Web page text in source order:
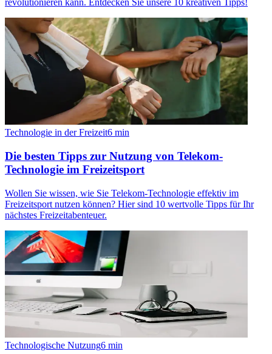
revolutionieren kann. Entdecken Sie unsere 10 kreativen Tipps!
Technologie in der Freizeit6 min
Die besten Tipps zur Nutzung von Telekom-
Technologie im Freizeitsport
Wollen Sie wissen, wie Sie Telekom-Technologie effektiv im
Freizeitsport nutzen können? Hier sind 10 wertvolle Tipps für Ihr
nächstes Freizeitabenteuer.
Technologische Nutzung6 min